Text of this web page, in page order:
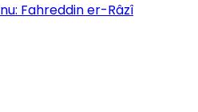
Fahreddin er-Râzî